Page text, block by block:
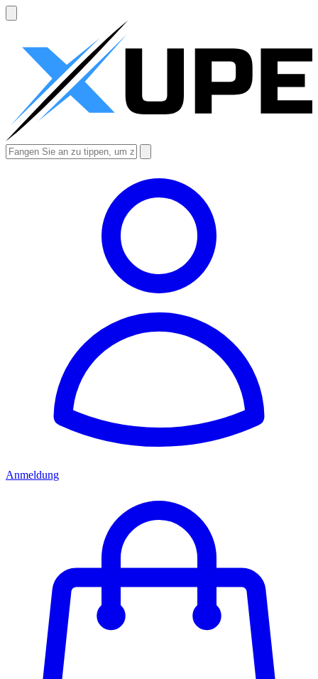
Anmeldung